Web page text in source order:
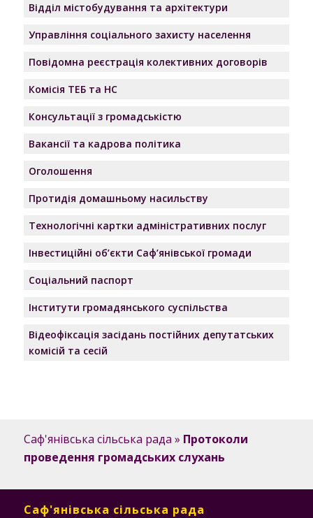
Відділ містобудування та архітектури
Управління соціального захисту населення
Повідомна реєстрація колективних договорів
Комісія ТЕБ та НС
Консультації з громадськістю
Вакансії та кадрова політика
Оголошення
Протидія домашньому насильству
Технологічні картки адміністративних послуг
Інвестиційні об’єкти Саф’янівської громади
Соціальний паспорт
Інститути громадянського суспільства
Відеофіксація засідань постійних депутатських
комісій та сесій
Саф'янівська сільська рада » Протоколи
проведення громадських слухань
Саф'янівська сільська рада